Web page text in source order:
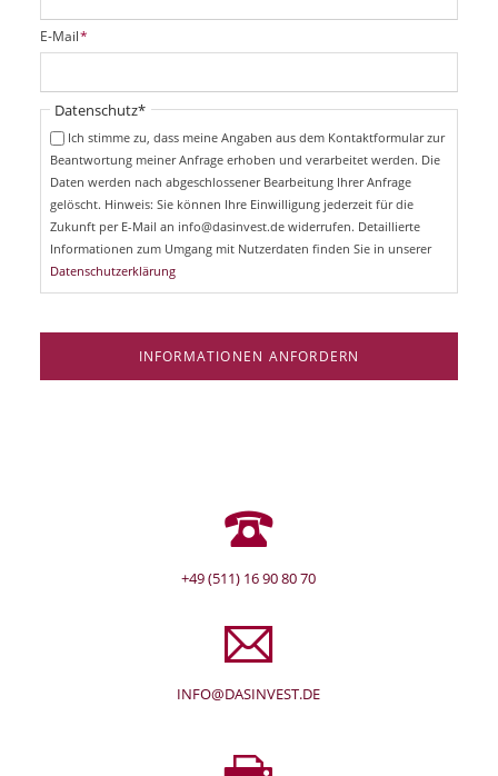
i
c
t
f
P
f
i
E-Mail*
Pflichtfeld
Datenschutz*
Ich stimme zu, dass meine Angaben aus dem Kontaktformular zur
Beantwortung meiner Anfrage erhoben und verarbeitet werden. Die
Daten werden nach abgeschlossener Bearbeitung Ihrer Anfrage
gelöscht. Hinweis: Sie können Ihre Einwilligung jederzeit für die
Zukunft per E-Mail an info@dasinvest.de widerrufen. Detaillierte
Informationen zum Umgang mit Nutzerdaten finden Sie in unserer
Datenschutzerklärung
INFORMATIONEN ANFORDERN
+49 (511) 16 90 80 70
INFO@DASINVEST.DE